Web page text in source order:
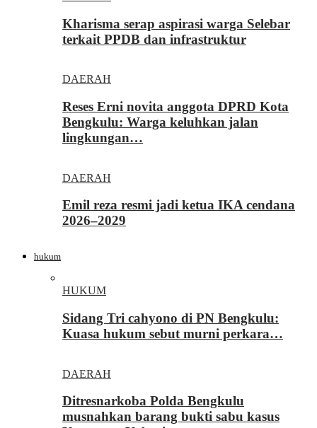
Kharisma serap aspirasi warga Selebar
terkait PPDB dan infrastruktur
DAERAH
Reses Erni novita anggota DPRD Kota
Bengkulu: Warga keluhkan jalan
lingkungan…
DAERAH
Emil reza resmi jadi ketua IKA cendana
2026–2029
hukum
HUKUM
Sidang Tri cahyono di PN Bengkulu:
Kuasa hukum sebut murni perkara…
DAERAH
Ditresnarkoba Polda Bengkulu
musnahkan barang bukti sabu kasus